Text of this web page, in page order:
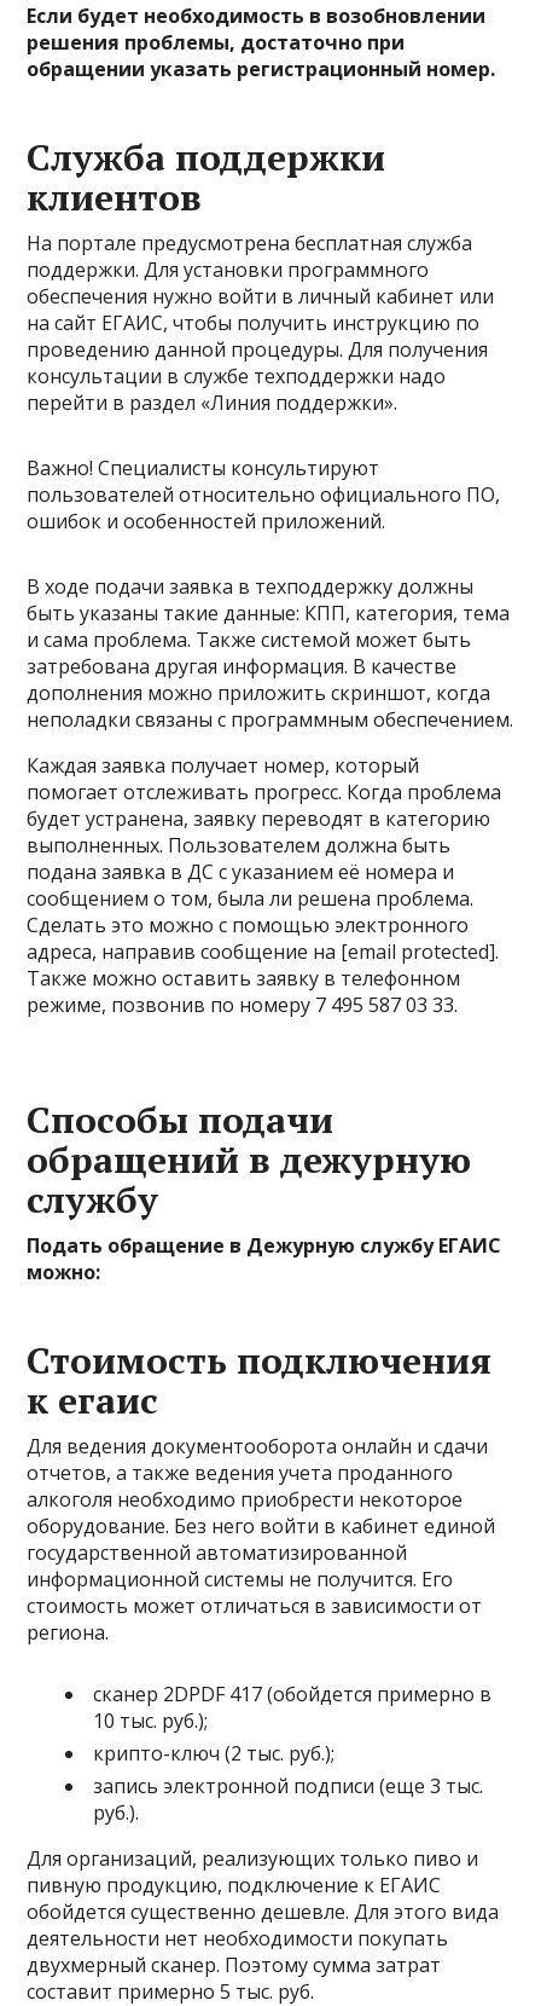
Если будет необходимость в возобновлении
решения проблемы, достаточно при
обращении указать регистрационный номер.
Служба поддержки
клиентов
На портале предусмотрена бесплатная служба
поддержки. Для установки программного
обеспечения нужно войти в личный кабинет или
на сайт ЕГАИС, чтобы получить инструкцию по
проведению данной процедуры. Для получения
консультации в службе техподдержки надо
перейти в раздел «Линия поддержки».
Важно! Специалисты консультируют
пользователей относительно официального ПО,
ошибок и особенностей приложений.
В ходе подачи заявка в техподдержку должны
быть указаны такие данные: КПП, категория, тема
и сама проблема. Также системой может быть
затребована другая информация. В качестве
дополнения можно приложить скриншот, когда
неполадки связаны с программным обеспечением.
Каждая заявка получает номер, который
помогает отслеживать прогресс. Когда проблема
будет устранена, заявку переводят в категорию
выполненных. Пользователем должна быть
подана заявка в ДС с указанием её номера и
сообщением о том, была ли решена проблема.
Сделать это можно с помощью электронного
адреса, направив сообщение на [email protected].
Также можно оставить заявку в телефонном
режиме, позвонив по номеру 7 495 587 03 33.
Способы подачи
обращений в дежурную
службу
Подать обращение в Дежурную службу ЕГАИС
можно:
Стоимость подключения
к егаис
Для ведения документооборота онлайн и сдачи
отчетов, а также ведения учета проданного
алкоголя необходимо приобрести некоторое
оборудование. Без него войти в кабинет единой
государственной автоматизированной
информационной системы не получится. Его
стоимость может отличаться в зависимости от
региона.
сканер 2DPDF 417 (обойдется примерно в
10 тыс. руб.);
крипто-ключ (2 тыс. руб.);
запись электронной подписи (еще 3 тыс.
руб.).
Для организаций, реализующих только пиво и
пивную продукцию, подключение к ЕГАИС
обойдется существенно дешевле. Для этого вида
деятельности нет необходимости покупать
двухмерный сканер. Поэтому сумма затрат
составит примерно 5 тыс. руб.